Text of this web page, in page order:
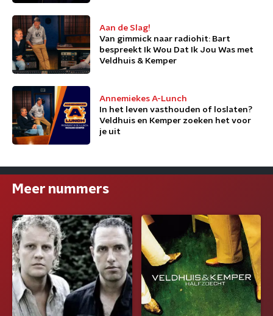
Aan de Slag!
Van gimmick naar radiohit: Bart
bespreekt Ik Wou Dat Ik Jou Was met
Veldhuis & Kemper
Annemiekes A-Lunch
In het leven vasthouden of loslaten?
Veldhuis en Kemper zoeken het voor
je uit
Meer nummers